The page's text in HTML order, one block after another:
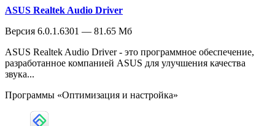
ASUS Realtek Audio Driver
Версия 6.0.1.6301 — 81.65 Мб
ASUS Realtek Audio Driver - это программное обеспечение,
разработанное компанией ASUS для улучшения качества
звука...
Программы «Оптимизация и настройка»